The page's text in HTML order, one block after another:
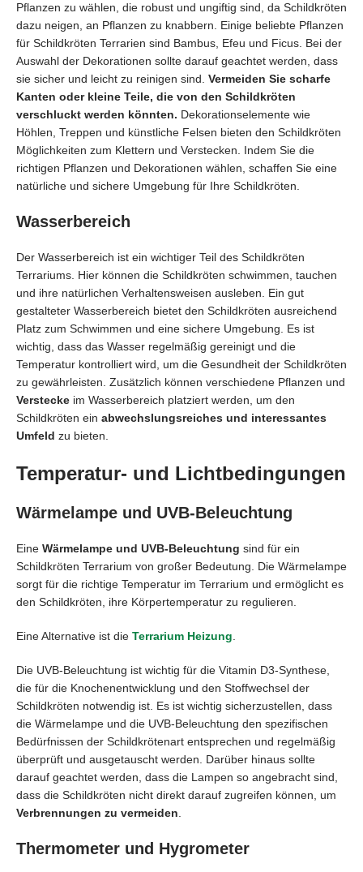
Pflanzen zu wählen, die robust und ungiftig sind, da Schildkröten
dazu neigen, an Pflanzen zu knabbern. Einige beliebte Pflanzen
für Schildkröten Terrarien sind Bambus, Efeu und Ficus. Bei der
Auswahl der Dekorationen sollte darauf geachtet werden, dass
sie sicher und leicht zu reinigen sind. Vermeiden Sie scharfe
Kanten oder kleine Teile, die von den Schildkröten
verschluckt werden könnten. Dekorationselemente wie
Höhlen, Treppen und künstliche Felsen bieten den Schildkröten
Möglichkeiten zum Klettern und Verstecken. Indem Sie die
richtigen Pflanzen und Dekorationen wählen, schaffen Sie eine
natürliche und sichere Umgebung für Ihre Schildkröten.
Wasserbereich
Der Wasserbereich ist ein wichtiger Teil des Schildkröten
Terrariums. Hier können die Schildkröten schwimmen, tauchen
und ihre natürlichen Verhaltensweisen ausleben. Ein gut
gestalteter Wasserbereich bietet den Schildkröten ausreichend
Platz zum Schwimmen und eine sichere Umgebung. Es ist
wichtig, dass das Wasser regelmäßig gereinigt und die
Temperatur kontrolliert wird, um die Gesundheit der Schildkröten
zu gewährleisten. Zusätzlich können verschiedene Pflanzen und
Verstecke im Wasserbereich platziert werden, um den
Schildkröten ein abwechslungsreiches und interessantes
Umfeld zu bieten.
Temperatur- und Lichtbedingungen
Wärmelampe und UVB-Beleuchtung
Eine Wärmelampe und UVB-Beleuchtung sind für ein
Schildkröten Terrarium von großer Bedeutung. Die Wärmelampe
sorgt für die richtige Temperatur im Terrarium und ermöglicht es
den Schildkröten, ihre Körpertemperatur zu regulieren.
Eine Alternative ist die Terrarium Heizung
Die UVB-Beleuchtung ist wichtig für die Vitamin D3-Synthese,
die für die Knochenentwicklung und den Stoffwechsel der
Schildkröten notwendig ist. Es ist wichtig sicherzustellen, dass
die Wärmelampe und die UVB-Beleuchtung den spezifischen
Bedürfnissen der Schildkrötenart entsprechen und regelmäßig
überprüft und ausgetauscht werden. Darüber hinaus sollte
darauf geachtet werden, dass die Lampen so angebracht sind,
dass die Schildkröten nicht direkt darauf zugreifen können, um
Verbrennungen zu vermeiden
Thermometer und Hygrometer